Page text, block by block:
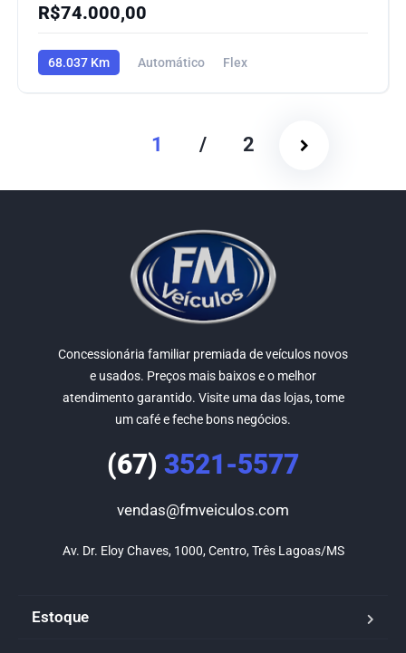
R$74.000,00
68.037 Km Automático Flex
1 / 2
Concessionária familiar premiada de veículos novos
e usados. Preços mais baixos e o melhor
atendimento garantido. Visite uma das lojas, tome
um café e feche bons negócios.
(67) 3521-5577
vendas@fmveiculos.com
Av. Dr. Eloy Chaves, 1000, Centro, Três Lagoas/MS
Estoque